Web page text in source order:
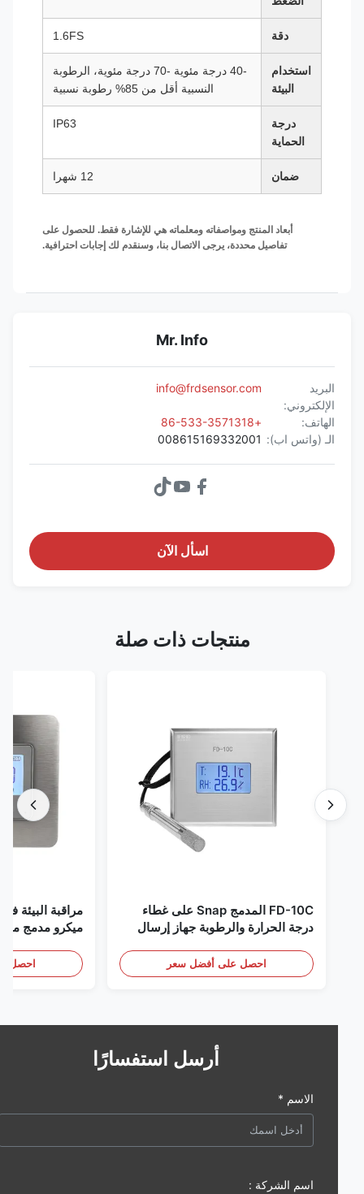
1.6FS
استخدام
-40 درجة مئوية -70 درجة مئوية، الرطوبة
النسبية أقل من 85% رطوبة نسبية
الحماية
ضمان
أبعاد المنتج ومواصفاته ومعلماته هي للإشارة فقط. للحصول على
تفاصيل محددة، يرجى الاتصال بنا، وسنقدم لك إجابات احترافية.
Mr. Info
الإلكتروني:
info@frdsensor.com
الهاتف:
الـ (واتس اب): 008615169332001
اسأل الآن
منتجات ذات صلة
FD-10C المدمج Snap على غطاء
درجة الحرارة والرطوبة جهاز إرسال
احصل على أفضل سعر
مراقبة البيئة في
ميكرو مدمج من
الكشف عن الأبخرة
احصل على
أرسل استفسارًا
الاسم *
اسم الشركة :